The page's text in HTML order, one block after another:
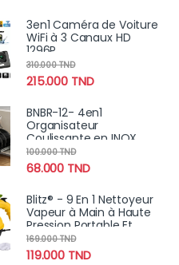
3en1 Caméra de Voiture
WiFi à 3 Canaux HD
1296P
Avant/Arrière/Intérieur
Avec Vision Nocturne IR
215.000 TND
310.000TND
BNBR-12- 4en1
Organisateur
Coulissante en INOX
avec 8 séparateurs
réglables
68.000 TND
100.000TND
Blitz® - 9 En 1 Nettoyeur
Vapeur à Main à Haute
Pression Portable Et
Multifonction Pour Un
Nettoyage Écologique
119.000 TND
169.000TND